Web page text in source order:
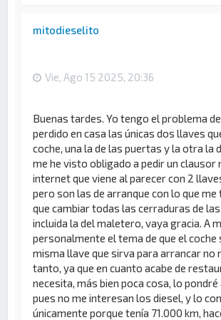
mitodieselito
Vie, Ago 15 2025, 20:36
Buenas tardes. Yo tengo el problema
perdido en casa las únicas dos llaves
coche, una la de las puertas y la otra la
me he visto obligado a pedir un clausor
internet que viene al parecer con 2
pero son las de arranque con lo que
que cambiar todas las cerraduras de
incluida la del maletero, vaya gracia. A
personalmente el tema de que el coche
misma llave que sirva para arrancar no
tanto, ya que en cuanto acabe de
necesita, más bien poca cosa, lo pondré
pues no me interesan los diesel, y lo
únicamente porque tenía 71.000 km,